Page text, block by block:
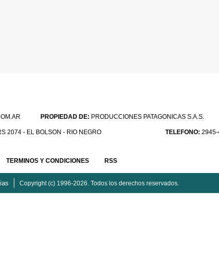
PROPIEDAD DE: PRODUCCIONES PATAGONICAS S.A.S.
2074 - EL BOLSON - RIO NEGRO TELEFONO:
TERMINOS Y CONDICIONES RSS
Copyright (c) 1996-2026. Todos los derechos reservados.